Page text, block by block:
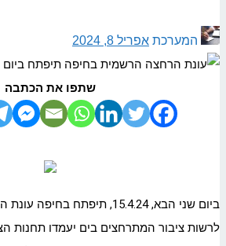
המערכת אפריל 8, 2024
שתפו את הכתבה
ביום שני הבא, 15.4.24, תיפתח בחיפה עונת הרחצה הרשמית.
לרשות ציבור המתרחצים בים יעמדו תחנות